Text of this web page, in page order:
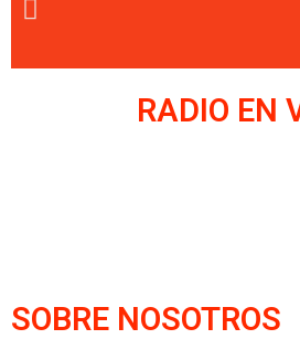
RADIO EN
SOBRE NOSOTROS